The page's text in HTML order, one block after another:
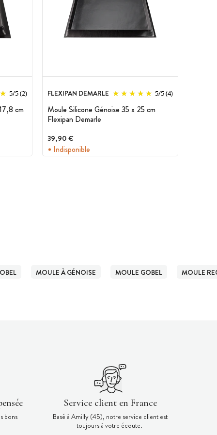
5/5(2)
cm
FLEXIPAN DEMARLE 5/5(4)
Moule Silicone Génoise 35 x 25 cm
Flexipan Demarle
39,90 €
Indisponible
MOULE À GÉNOISE MOULE GOBEL MOULE
bons
Service client en France
Basé à Amilly (45), notre service client est
toujours à votre écoute.